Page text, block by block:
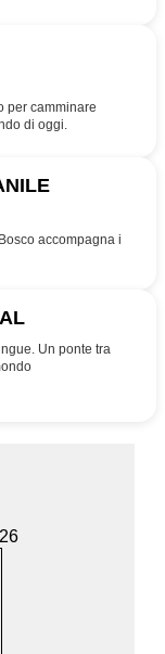
per camminare
di oggi.
accompagna i
Un ponte tra